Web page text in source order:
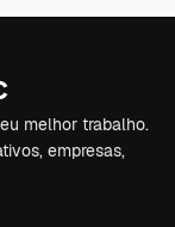
melhor trabalho.
empresas,